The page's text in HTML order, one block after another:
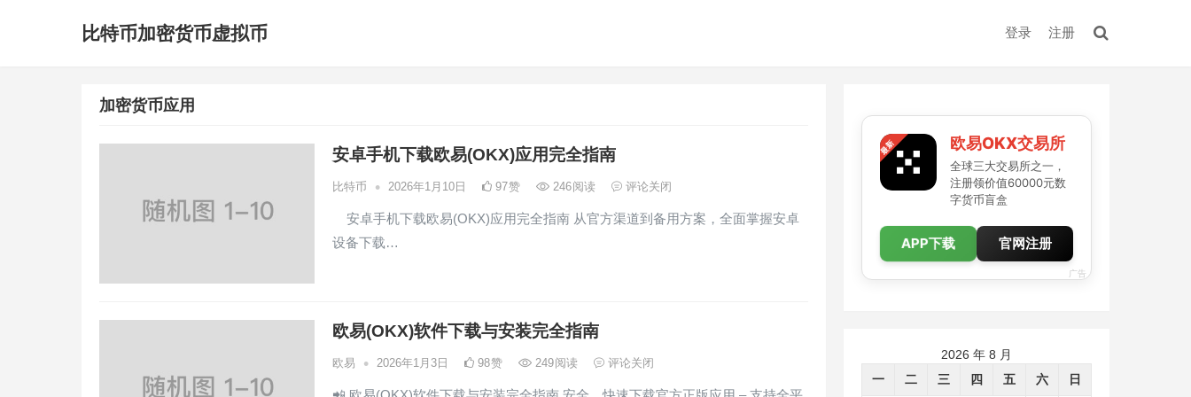
比特币加密货币虚拟币 登录 注册
加密货币应用
安卓手机下载欧易(OKX)应用完全指南
比特币 • 2026年1月10日 97赞 246阅读 评论关闭
安卓手机下载欧易(OKX)应用完全指南 从官方渠道到备用方案，全面掌握安卓
设备下载…
欧易(OKX)软件下载与安装完全指南
欧易 • 2026年1月3日 98赞 249阅读 评论关闭
欧易OKX交易所
全球三大交易所之一，
注册领价值60000元数
字货币盲盒
APP下载 官网注册
广告
2026 年 8 月
一
二 三 四 五 六 日